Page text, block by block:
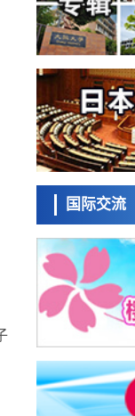
波动叠加所致
科学研究
东京都产技研采
至300℃的介电材
发动机等高温环
经济・社会
日本生成式AI使
中美德仍有较大
政策
日本修订首都直
死亡人数至少减
科学研究
福井大学发现细
制，阐明即便
科学研究
安全性，在转移
床试验
政策
日本发布《令和
书》，解读第七
科学研究
东京大学发现可
质
科学研究
东京都健康长寿
程中的糖链变化
科学研究
国际交流
日本科学未
来馆 科学交
流员